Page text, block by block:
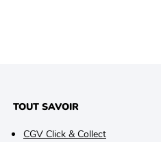
TOUT SAVOIR
CGV Click & Collect